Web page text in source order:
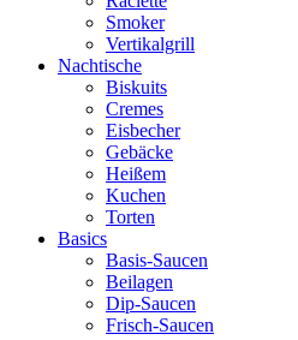
Smoker
Vertikalgrill
Nachtische
Biskuits
Cremes
Eisbecher
Gebäcke
Heißem
Kuchen
Torten
Basics
Basis-Saucen
Beilagen
Dip-Saucen
Frisch-Saucen